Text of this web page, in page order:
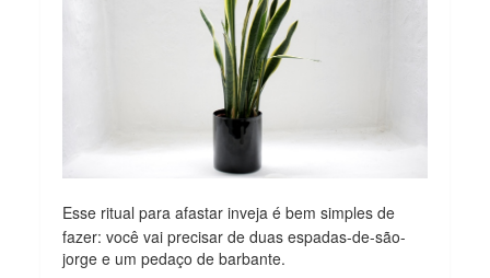
Esse ritual para afastar inveja é bem simples de
fazer: você vai precisar de duas espadas-de-são-
jorge e um pedaço de barbante.